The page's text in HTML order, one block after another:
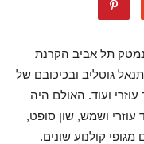
תל אביב הקרנת
גוטליב ובכיכובם של
ועוד. האולם היה
ושמש, שון סופט,
קולנוע שונים.